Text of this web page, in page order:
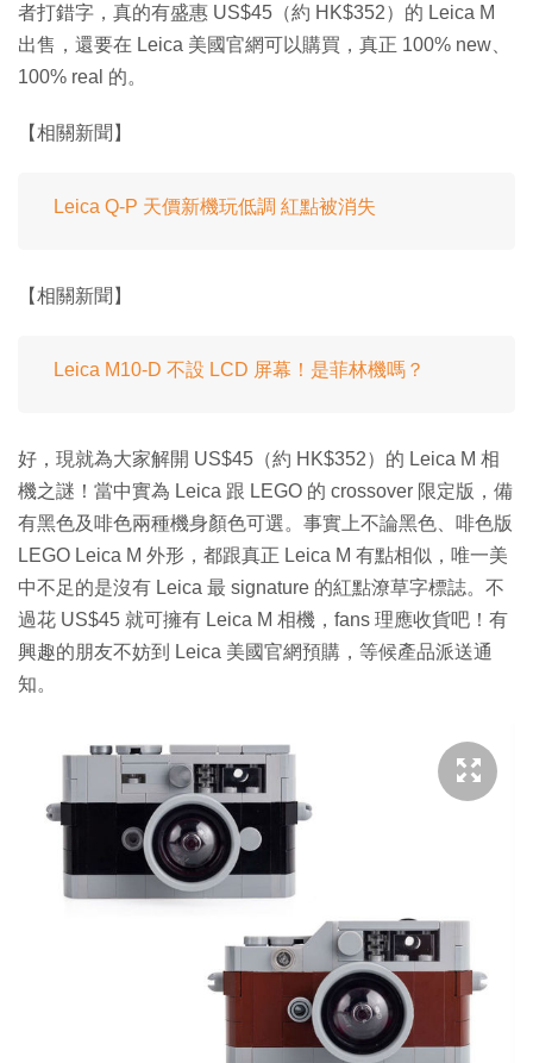
者打錯字，真的有盛惠 US$45（約 HK$352）的 Leica M
出售，還要在 Leica 美國官網可以購買，真正 100% new、
100% real 的。
【相關新聞】
Leica Q-P 天價新機玩低調 紅點被消失
【相關新聞】
Leica M10-D 不設 LCD 屏幕！是菲林機嗎？
好，現就為大家解開 US$45（約 HK$352）的 Leica M 相
機之謎！當中實為 Leica 跟 LEGO 的 crossover 限定版，備
有黑色及啡色兩種機身顏色可選。事實上不論黑色、啡色版
LEGO Leica M 外形，都跟真正 Leica M 有點相似，唯一美
中不足的是沒有 Leica 最 signature 的紅點潦草字標誌。不
過花 US$45 就可擁有 Leica M 相機，fans 理應收貨吧！有
興趣的朋友不妨到 Leica 美國官網預購，等候產品派送通
知。